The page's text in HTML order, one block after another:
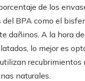
de los
del BPA como el
dañinos. A la hora
lo mejor es
recubrimientos
naturales.